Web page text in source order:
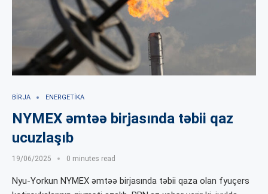
BIRJA ENERGETIKA
NYMEX əmtəə birjasında təbii qaz
ucuzlaşıb
19/06/2025 0 minutes read
Nyu-Yorkun NYMEX əmtəə birjasında təbii qaza olan fyuçers